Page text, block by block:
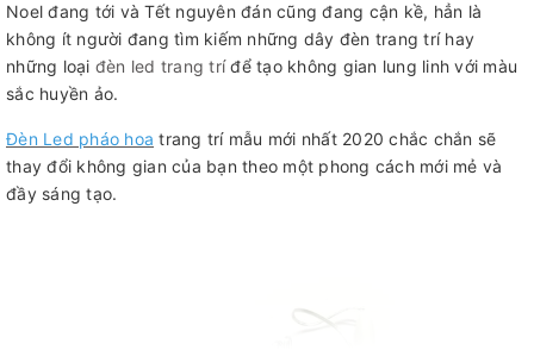
Noel đang tới và Tết nguyên đán cũng đang cận kề, hẳn là
không ít người đang tìm kiếm những dây đèn trang trí hay
những loại đèn led trang tríđể tạo không gian lung linh với màu
sắc huyền ảo.
Đèn Led pháo hoa trang trí mẫu mới nhất 2020 chắc chắn sẽ
thay đổi không gian của bạn theo một phong cách mới mẻ và
đầy sáng tạo.